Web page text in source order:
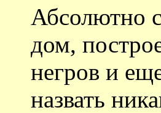
Абсолютно
дом,
негров и
назвать